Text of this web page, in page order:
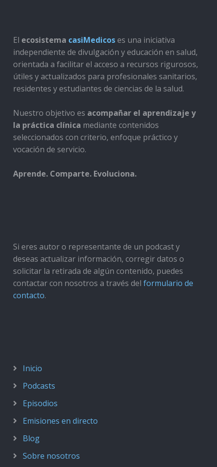
El ecosistema casiMedicoses una iniciativa
independiente de divulgación y educación en salud,
orientada a facilitar el acceso a recursos rigurosos,
útiles y actualizados para profesionales sanitarios,
residentes y estudiantes de ciencias de la salud.
Nuestro objetivo es acompañar el aprendizaje y
la práctica clínica mediante contenidos
seleccionados con criterio, enfoque práctico y
vocación de servicio.
Aprende. Comparte. Evoluciona.
Si eres autor o representante de un podcast y
deseas actualizar información, corregir datos o
solicitar la retirada de algún contenido, puedes
contactar con nosotros a través del formulario de
contacto.
Inicio
Podcasts
Episodios
Emisiones en directo
Blog
Sobre nosotros